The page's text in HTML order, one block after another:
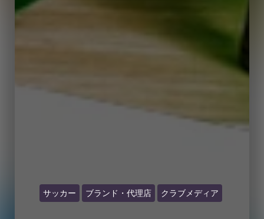
サッカー ブランド・代理店 クラブメディア